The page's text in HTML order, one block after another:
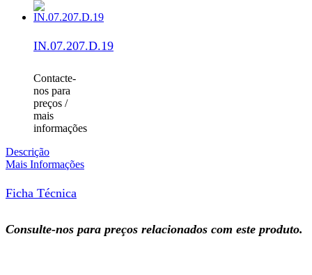
IN.07.207.D.19
Contacte-
nos para
preços /
mais
informações
Descrição
Mais Informações
Ficha Técnica
Consulte-nos para preços relacionados com este produto.